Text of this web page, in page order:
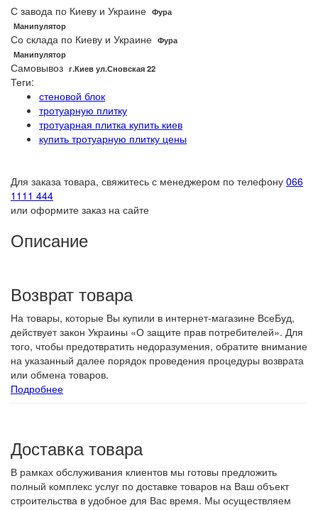
С завода по Киеву и Украине Фура
Манипулятор
Со склада по Киеву и Украине Фура
Манипулятор
Самовывоз г.Киев ул.Сновская 22
Теги:
стеновой блок
тротуарную плитку
тротуарная плитка купить киев
купить тротуарную плитку цены
Для заказа товара, свяжитесь с менеджером по телефону 066
1111 444
или оформите заказ на сайте
Описание
Возврат товара
На товары, которые Вы купили в интернет-магазине ВсеБуд,
действует закон Украины «О защите прав потребителей». Для
того, чтобы предотвратить недоразумения, обратите внимание
на указанный далее порядок проведения процедуры возврата
или обмена товаров.
Подробнее
Доставка товара
В рамках обслуживания клиентов мы готовы предложить
полный комплекс услуг по доставке товаров на Ваш объект
строительства в удобное для Вас время. Мы осуществляем